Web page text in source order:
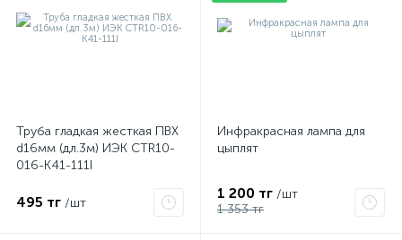
Труба гладкая жесткая ПВХ
d16мм (дл.3м) ИЭК CTR10-
016-K41-111I
495 тг /шт
Инфракрасная лампа для
цыплят
1 200 тг /шт
1 353 тг